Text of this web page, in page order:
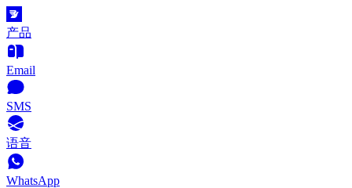
产品
Email
SMS
语音
WhatsApp